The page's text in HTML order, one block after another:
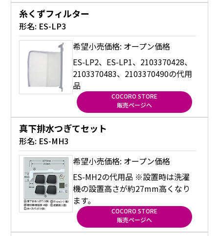
糸くずフィルター
形名: ES-LP3
希望小売価格: オープン価格
ES-LP2、ES-LP1、2103370428、
2103370483、2103370490の代用
品
COCORO STORE
販売ページへ
真下排水つぎてセット
形名: ES-MH3
希望小売価格: オープン価格
ES-MH2の代用品 ※設置時は洗濯
機の設置高さが約27mm高くなり
ます。
COCORO STORE
販売ページへ